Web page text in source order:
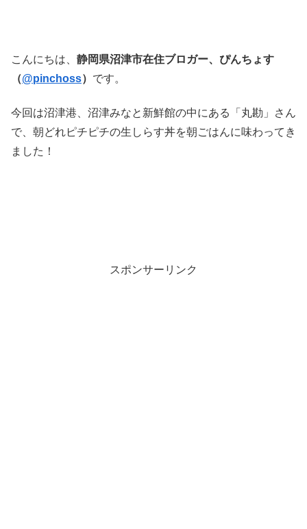
こんにちは、 静岡県沼津市在住ブロガー、ぴんちょす
（@pinchoss） です。
今回は沼津港、沼津みなと新鮮館の中にある「丸勘」さん
で、朝どれピチピチの生しらす丼を朝ごはんに味わってき
ました！
スポンサーリンク